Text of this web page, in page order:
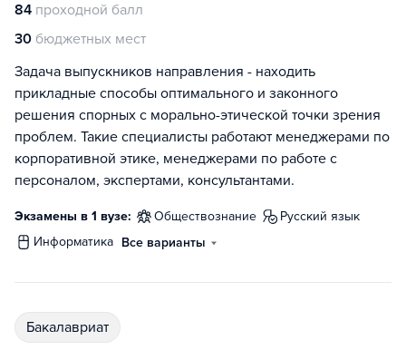
84 проходной балл
30 бюджетных мест
Задача выпускников направления - находить
прикладные способы оптимального и законного
решения спорных с морально-этической точки зрения
проблем. Такие специалисты работают менеджерами по
корпоративной этике, менеджерами по работе с
персоналом, экспертами, консультантами.
Экзамены в 1 вузе: обществознание
русский язык
информатика Все варианты
бакалавриат